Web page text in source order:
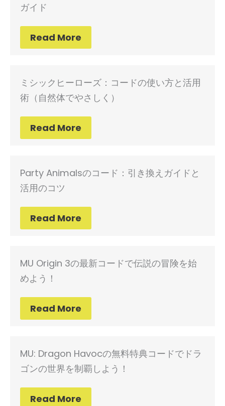
ガイド
Read More
ミシックヒーローズ：コードの使い方と活用
術（自然体でやさしく）
Read More
Party Animalsのコード：引き換えガイドと
活用のコツ
Read More
MU Origin 3の最新コードで伝説の冒険を始
めよう！
Read More
MU: Dragon Havocの無料特典コードでドラ
ゴンの世界を制覇しよう！
Read More